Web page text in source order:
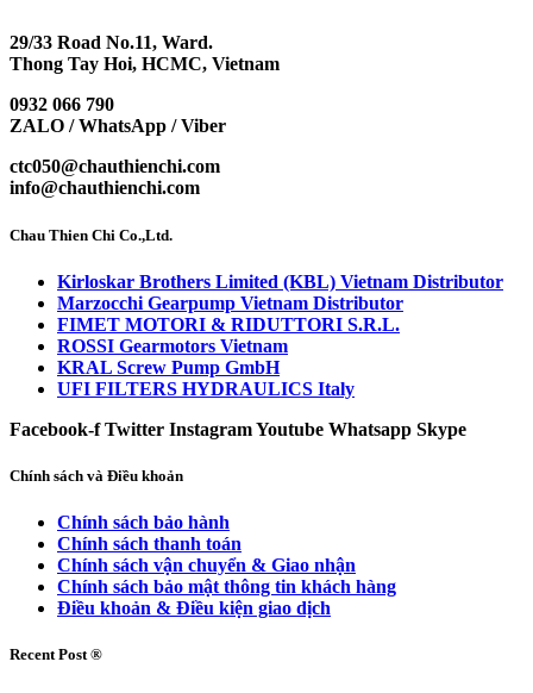
29/33 Road No.11, Ward.
Thong Tay Hoi, HCMC, Vietnam
0932 066 790
ZALO / WhatsApp / Viber
ctc050@chauthienchi.com
info@chauthienchi.com
Chau Thien Chi Co.,Ltd.
Kirloskar Brothers Limited (KBL) Vietnam Distributor
Marzocchi Gearpump Vietnam Distributor
FIMET MOTORI & RIDUTTORI S.R.L.
ROSSI Gearmotors Vietnam
KRAL Screw Pump GmbH
UFI FILTERS HYDRAULICS Italy
Facebook-f Twitter InstagramYoutube Whatsapp Skype
Chính sách và Điều khoản
Chính sách bảo hành
Chính sách thanh toán
Chính sách vận chuyển & Giao nhận
Chính sách bảo mật thông tin khách hàng
Điều khoản & Điều kiện giao dịch
Recent Post ®